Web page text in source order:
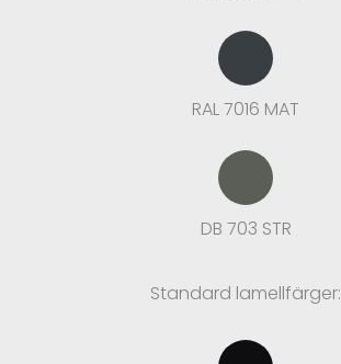
RAL 7016 MAT
DB 703 STR
Standard lamellfärger: